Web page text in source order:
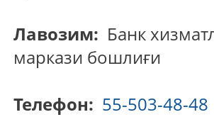
Лавозим: Банк
маркази бошлиғи
Телефон: 55-503-48-48